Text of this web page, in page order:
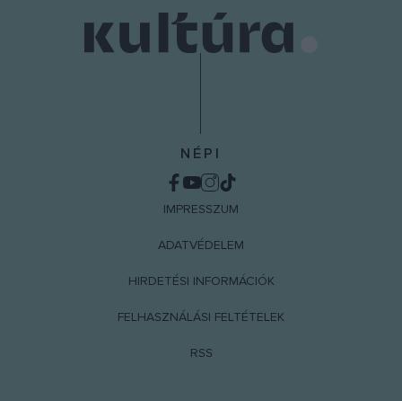
NÉPI
IMPRESSZUM
ADATVÉDELEM
HIRDETÉSI INFORMÁCIÓK
FELHASZNÁLÁSI FELTÉTELEK
RSS